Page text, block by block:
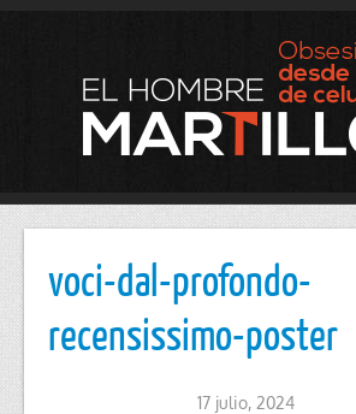
voci-dal-profondo-
recensissimo-poster
17 julio, 2024